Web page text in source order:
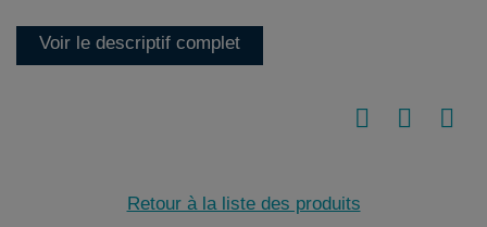
Voir le descriptif complet
Retour à la liste des produits